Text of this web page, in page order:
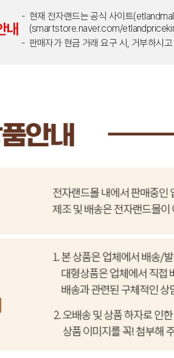
내
현재 전자랜드는 공식 사이트
(smartstore.naver.com/
판매자가 현금 거래 요구 시, 거부하시고